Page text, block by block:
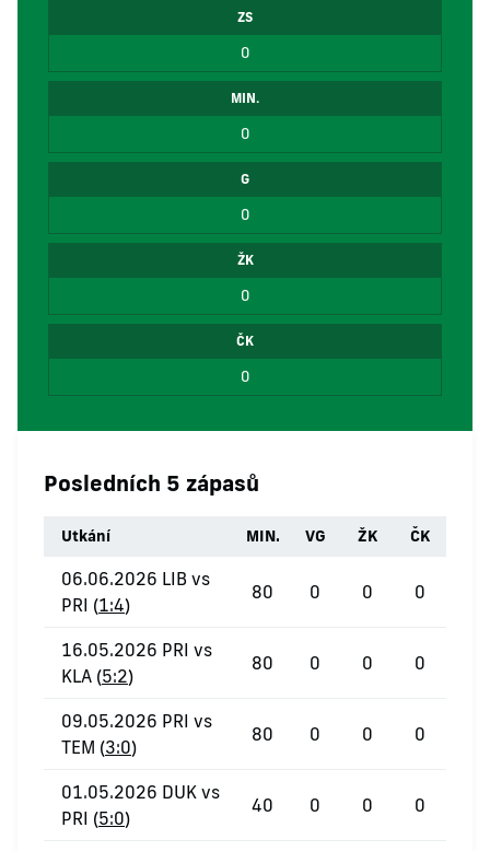
ZS
0
MIN.
0
G
0
ŽK
0
ČK
0
Posledních 5 zápasů
Utkání MIN. VG ŽK ČK
06.06.2026 LIB vs
PRI (1:4)
80 0 0 0
16.05.2026 PRI vs
KLA (5:2)
80 0 0 0
09.05.2026 PRI vs
TEM (3:0)
80 0 0 0
01.05.2026 DUK vs
PRI (5:0)
40 0 0 0